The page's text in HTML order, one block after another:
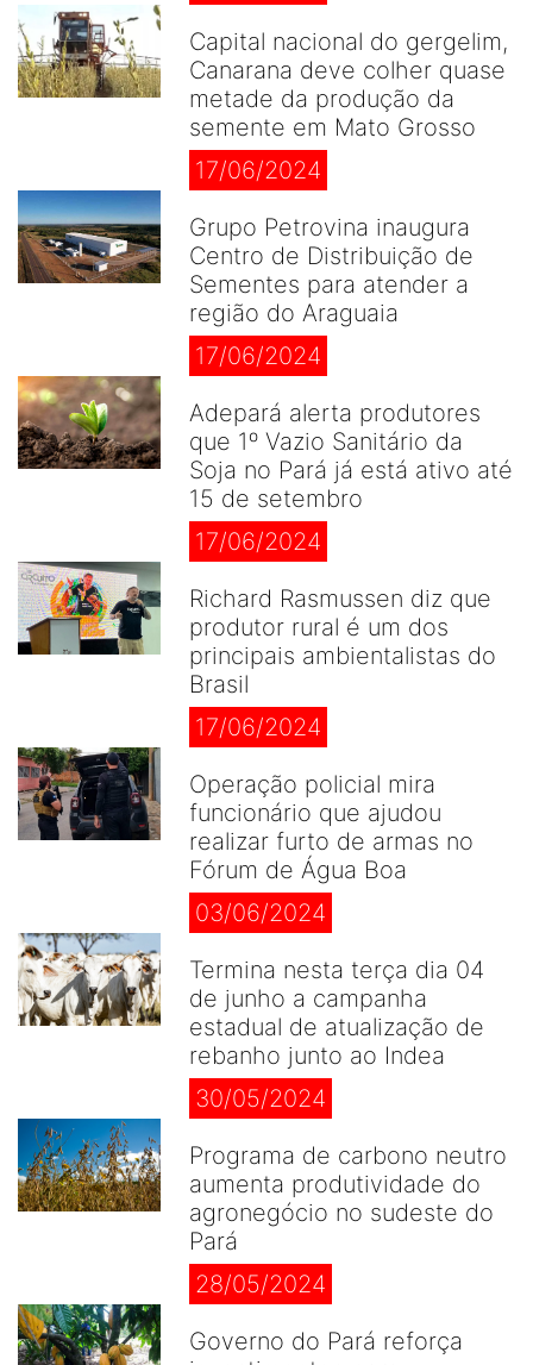
Capital nacional do gergelim,
Canarana deve colher quase
metade da produção da
semente em Mato Grosso
17/06/2024
Grupo Petrovina inaugura
Centro de Distribuição de
Sementes para atender a
região do Araguaia
17/06/2024
Adepará alerta produtores
que 1º Vazio Sanitário da
Soja no Pará já está ativo até
15 de setembro
17/06/2024
Richard Rasmussen diz que
produtor rural é um dos
principais ambientalistas do
Brasil
17/06/2024
Operação policial mira
funcionário que ajudou
realizar furto de armas no
Fórum de Água Boa
03/06/2024
Termina nesta terça dia 04
de junho a campanha
estadual de atualização de
rebanho junto ao Indea
30/05/2024
Programa de carbono neutro
aumenta produtividade do
agronegócio no sudeste do
Pará
28/05/2024
Governo do Pará reforça